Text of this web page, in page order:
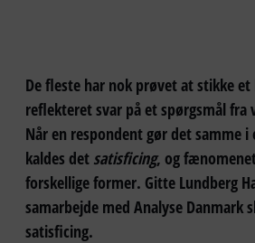
De fleste har nok prøvet at stikke
reflekteret svar på et spørgsmål fra
Når en respondent gør det samme i
kaldes det satisficing, og
forskellige former. Gitte Lundberg
samarbejde med Analyse Danmark
satisficing.